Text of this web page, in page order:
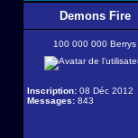
Demons Fire
100 000 000 Berrys
Inscription: 08 Déc 2012
Messages: 843